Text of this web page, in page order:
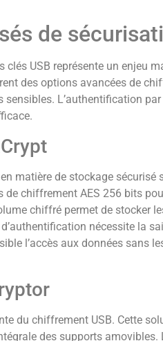
de
USB représente un enjeu
des options avancées de
L’authentification
matière de stockage sécurisé
chiffrement AES 256 bits
chiffré permet de stocker
nécessite la
l’accès aux données sans
du chiffrement USB. Cette
des supports amovibles.